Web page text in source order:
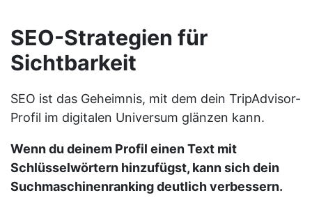
SEO-Strategien für
Sichtbarkeit
SEO ist das Geheimnis, mit dem dein TripAdvisor-
Profil im digitalen Universum glänzen kann.
Wenn du deinem Profil einen Text mit
Schlüsselwörtern hinzufügst, kann sich dein
Suchmaschinenranking deutlich verbessern.